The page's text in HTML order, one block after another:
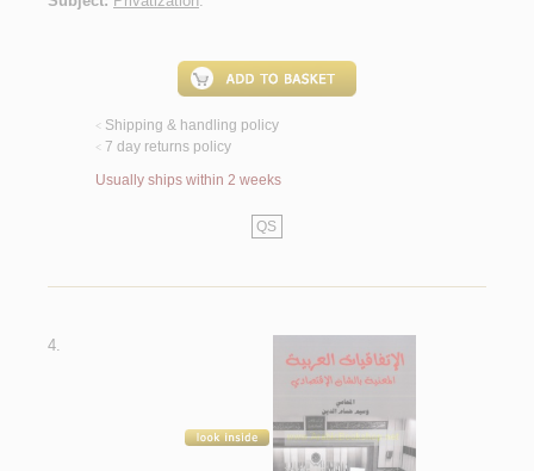
< Shipping & handling policy
< 7 day returns policy
Usually ships within 2 weeks
QS
4.